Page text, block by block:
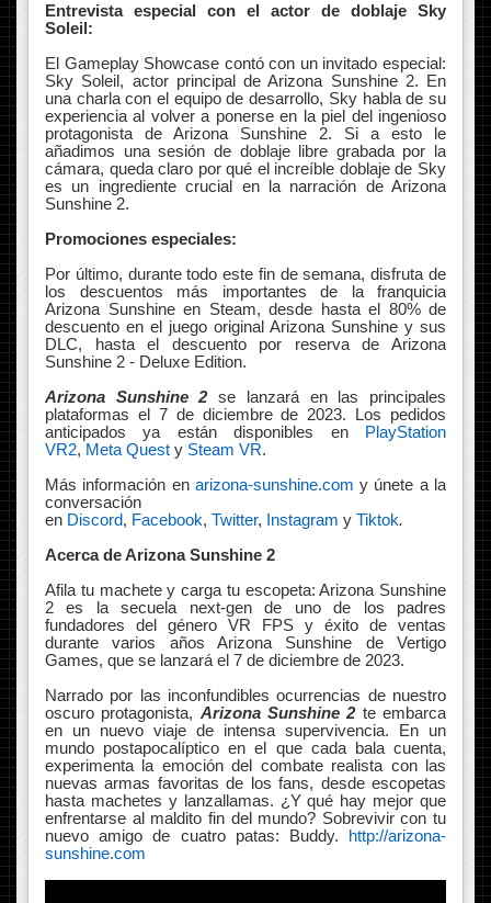
Entrevista especial con el actor de doblaje Sky
Soleil:
El Gameplay Showcase contó con un invitado especial:
Sky Soleil, actor principal de Arizona Sunshine 2. En
una charla con el equipo de desarrollo, Sky habla de su
experiencia al volver a ponerse en la piel del ingenioso
protagonista de Arizona Sunshine 2. Si a esto le
añadimos una sesión de doblaje libre grabada por la
cámara, queda claro por qué el increíble doblaje de Sky
es un ingrediente crucial en la narración de Arizona
Sunshine 2.
Promociones especiales:
Por último, durante todo este fin de semana, disfruta de
los descuentos más importantes de la franquicia
Arizona Sunshine en Steam, desde hasta el 80% de
descuento en el juego original Arizona Sunshine y sus
DLC, hasta el descuento por reserva de Arizona
Sunshine 2 - Deluxe Edition.
Arizona Sunshine 2se lanzará en las principales
plataformas el 7 de diciembre de 2023. Los pedidos
anticipados ya están disponibles en
PlayStation
VR2, Meta Quest y Steam VR.
Más información en arizona-sunshine.com y únete a la
conversación
en Discord, Facebook, Twitter, Instagram y Tiktok.
Acerca de Arizona Sunshine 2
Afila tu machete y carga tu escopeta: Arizona Sunshine
2 es la secuela next-gen de uno de los padres
fundadores del género VR FPS y éxito de ventas
durante varios años Arizona Sunshine de Vertigo
Games, que se lanzará el 7 de diciembre de 2023.
Narrado por las inconfundibles ocurrencias de nuestro
oscuro protagonista, Arizona Sunshine 2te embarca
en un nuevo viaje de intensa supervivencia. En un
mundo postapocalíptico en el que cada bala cuenta,
experimenta la emoción del combate realista con las
nuevas armas favoritas de los fans, desde escopetas
hasta machetes y lanzallamas. ¿Y qué hay mejor que
enfrentarse al maldito fin del mundo? Sobrevivir con tu
nuevo amigo de cuatro patas: Buddy.
http://arizona-
sunshine.com